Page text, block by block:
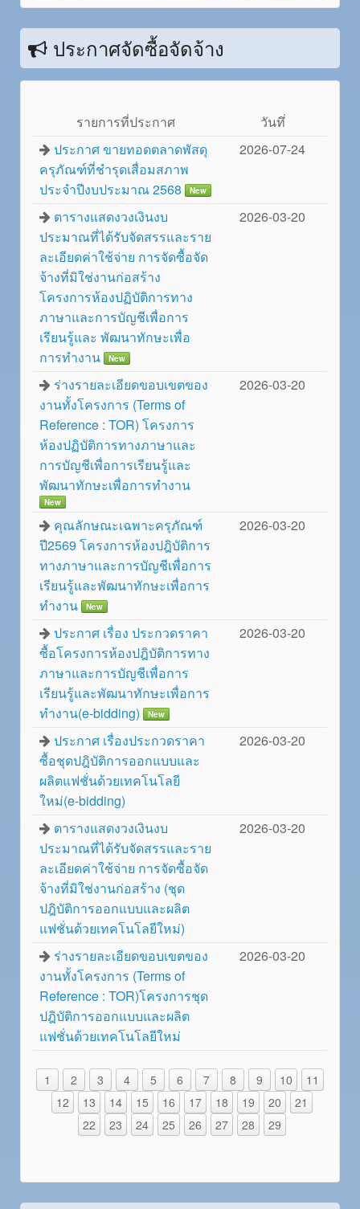
ประกาศจัดซื้อจัดจ้าง
รายการที่ประกาศ
วันทึ่
ประกาศ ขายทอดตลาดพัสดุ
ครุภัณฑ์ที่ชำรุดเสื่อมสภาพ
ประจำปีงบประมาณ 2568
New
2026-07-24
ตารางแสดงวงเงินงบ
ประมาณที่ได้รับจัดสรรและราย
ละเอียดค่าใช้จ่าย การจัดซื้อจัด
จ้างที่มิใช่งานก่อสร้าง
โครงการห้องปฏิบัติการทาง
ภาษาและการบัญชีเพื่อการ
เรียนรู้และ พัฒนาทักษะเพื่อ
การทำงาน
New
2026-03-20
ร่างรายละเอียดขอบเขตของ
งานทั้งโครงการ (Terms of
Reference : TOR) โครงการ
ห้องปฏิบัติการทางภาษาและ
การบัญชีเพื่อการเรียนรู้และ
พัฒนาทักษะเพื่อการทำงาน
New
2026-03-20
คุณลักษณะเฉพาะครุภัณฑ์
ปี2569 โครงการห้องปฎิบัติการ
ทางภาษาและการบัญชีเพื่อการ
เรียนรู้และพัฒนาทักษะเพื่อการ
ทำงาน
New
2026-03-20
ประกาศ เรื่อง ประกวดราคา
ซื้อโครงการห้องปฎิบัติการทาง
ภาษาและการบัญชีเพื่อการ
เรียนรู้และพัฒนาทักษะเพื่อการ
ทำงาน(e-bidding)
New
2026-03-20
ประกาศ เรื่องประกวดราคา
ซื้อชุดปฎิบัติการออกแบบและ
ผลิตแฟชั่นด้วยเทคโนโลยี
ใหม่(e-bidding)
2026-03-20
ตารางแสดงวงเงินงบ
ประมาณที่ได้รับจัดสรรและราย
ละเอียดค่าใช้จ่าย การจัดซื้อจัด
จ้างที่มิใช่งานก่อสร้าง (ชุด
ปฎิบัติการออกแบบและผลิต
แฟชั่นด้วยเทคโนโลยีใหม่)
2026-03-20
ร่างรายละเอียดขอบเขตของ
งานทั้งโครงการ (Terms of
Reference : TOR)โครงการชุด
ปฎิบัติการออกแบบและผลิต
แฟชั่นด้วยเทคโนโลยีใหม่
2026-03-20
1 2 3 4 5 6 7 8 9 10
11
12
13 14 15 16 17 18 19 20
21
22
23 24 25 26 27 28 29